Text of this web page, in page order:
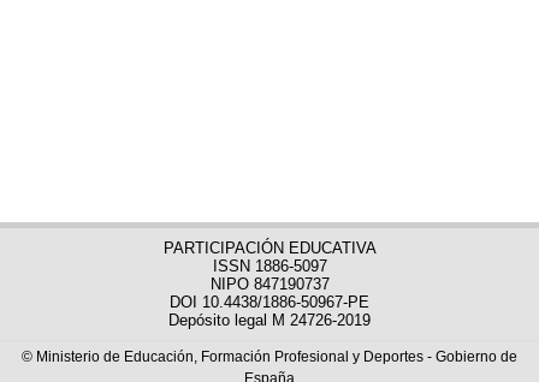
PARTICIPACIÓN EDUCATIVA
ISSN 1886-5097
NIPO 847190737
DOI 10.4438/1886-50967-PE
Depósito legal M 24726-2019
© Ministerio de Educación, Formación Profesional y Deportes - Gobierno de